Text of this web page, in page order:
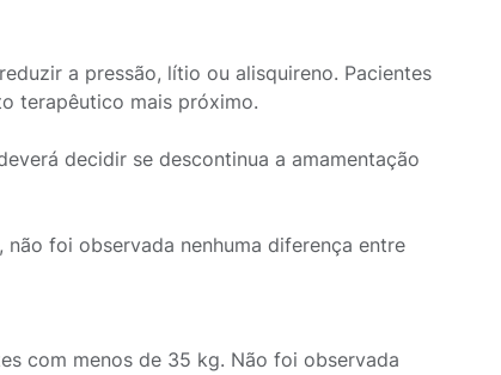
a pressão, lítio ou alisquireno. Pacientes
terapêutico mais próximo.
decidir se descontinua a amamentação
foi observada nenhuma diferença entre
com menos de 35 kg. Não foi observada